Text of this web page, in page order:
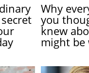
Why
you
knew
might be